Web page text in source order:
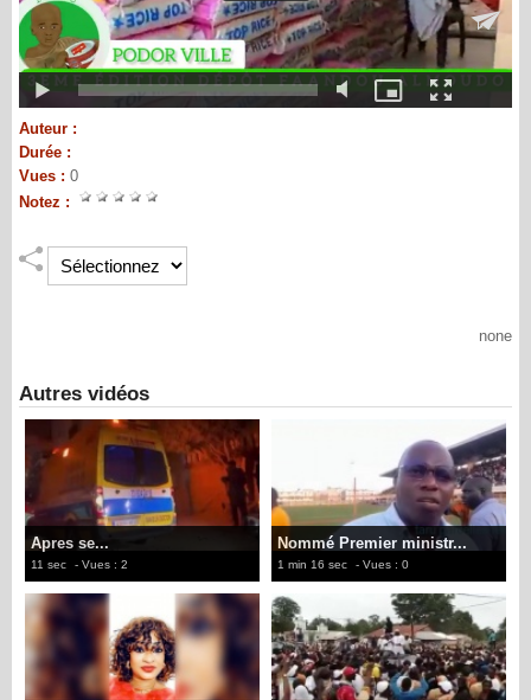
Auteur :
Durée :
Vues : 0
Notez :
none
Autres vidéos
Apres se...
11 sec - Vues : 2
Nommé Premier ministr...
1 min 16 sec - Vues : 0